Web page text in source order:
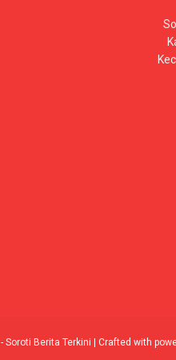
- Soroti Berita Terkini | Crafted with